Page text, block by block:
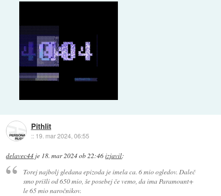
Pithlit
:: 19. mar 2024, 06:55
delavec44 je 18. mar 2024 ob 22:46izjavil:
Torej najbolj gledana epizoda je imela ca. 6 mio ogledov. Daleč
smo prišli od 650 mio, še posebej če vemo, da ima Paramount+
le 65 mio naročnikov.